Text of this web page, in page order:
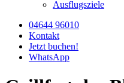
Ausflugsziele
04644 96010
Kontakt
Jetzt buchen!
WhatsApp